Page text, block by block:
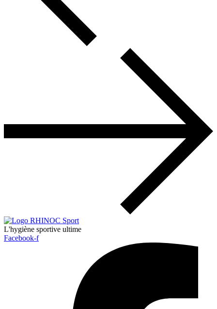
L'hygiène sportive ultime
Facebook-f